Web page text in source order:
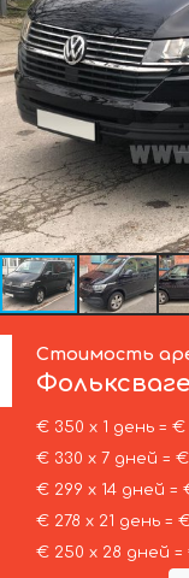
Стоимость
€ 350 х 1 день =
€ 330 х 7 дней =
€ 299 х 14 дней =
€ 278 х 21 день =
€ 250 х 28 дней =